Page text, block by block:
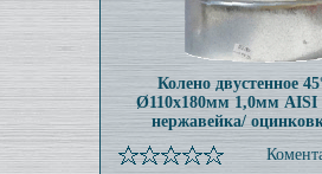
Колено двустенное
Ø110x180мм 1,0мм AISI
нержавейка/